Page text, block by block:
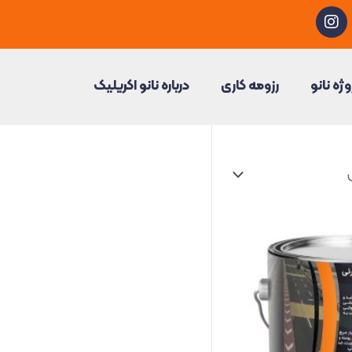
I
n
s
a
g
نانو رزومه کاری درباره نانو اکریلیک